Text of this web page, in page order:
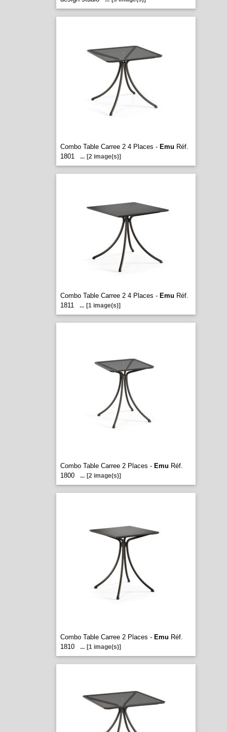
Combo Table Carree 2 4 Places - Emu Réf.
1801
... [2 image(s)]
Combo Table Carree 2 4 Places - Emu Réf.
1811
... [1 image(s)]
Combo Table Carree 2 Places - Emu Réf.
1800
... [2 image(s)]
Combo Table Carree 2 Places - Emu Réf.
1810
... [1 image(s)]